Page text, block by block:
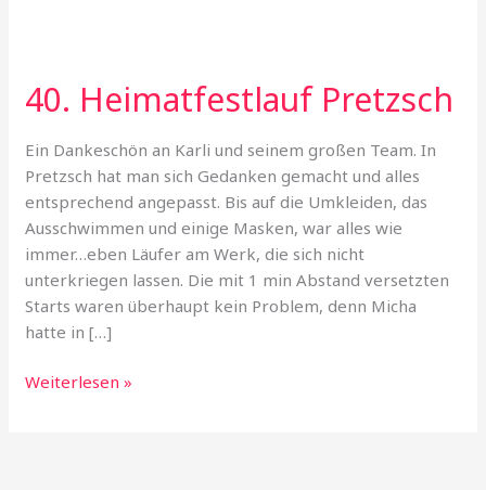
40. Heimatfestlauf Pretzsch
Ein Dankeschön an Karli und seinem großen Team. In
Pretzsch hat man sich Gedanken gemacht und alles
entsprechend angepasst. Bis auf die Umkleiden, das
Ausschwimmen und einige Masken, war alles wie
immer…eben Läufer am Werk, die sich nicht
unterkriegen lassen. Die mit 1 min Abstand versetzten
Starts waren überhaupt kein Problem, denn Micha
hatte in […]
40.
Weiterlesen »